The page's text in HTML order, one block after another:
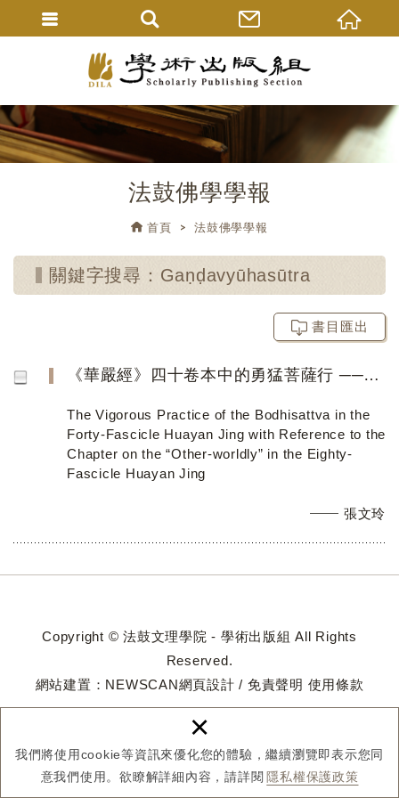
我們將使用cookie等資訊來優化您的體驗，繼續瀏覽即表示您同
意我們使用。欲瞭解詳細內容，請詳閱 隱私權保護政策
×
法鼓佛學學報
首頁 法鼓佛學學報
關鍵字搜尋：Gaṇḍavyūhasūtra
書目匯出
《華嚴經》四十卷本中的勇猛菩薩行 ──兼參八十卷本〈離世間品〉
The Vigorous Practice of the Bodhisattva in the
Forty-Fascicle Huayan Jing with Reference to the
Chapter on the “Other-worldly” in the Eighty-
Fascicle Huayan Jing
張文玲
Copyright © 法鼓文理學院 - 學術出版組 All Rights
Reserved.
網站建置： NEWSCAN網頁設計 / 免責聲明 使用條款